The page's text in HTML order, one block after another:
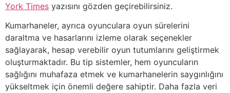
York Times yazısını gözden geçirebilirsiniz.
Kumarhaneler, ayrıca oyunculara oyun sürelerini
daraltma ve hasarlarını izleme olarak seçenekler
sağlayarak, hesap verebilir oyun tutumlarını geliştirmek
oluşturmaktadır. Bu tip sistemler, hem oyuncuların
sağlığını muhafaza etmek ve kumarhanelerin saygınlığını
yükseltmek için önemli değere sahiptir. Daha fazla veri